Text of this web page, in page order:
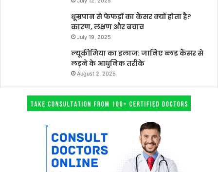
धूम्रपान से फेफड़ों का कैंसर क्यों होता है?
कारण, लक्षण और बचाव
July 19, 2025
ल्यूकीमिया का इलाज: जानिए ब्लड कैंसर से
लड़ने के आधुनिक तरीके
August 2, 2025